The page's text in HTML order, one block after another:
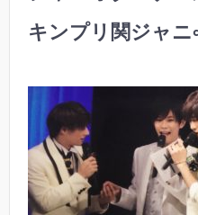
キンプリ関ジャ